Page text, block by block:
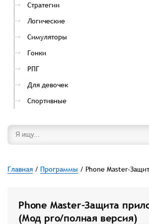
Стратегии
Логические
Симуляторы
Гонки
РПГ
Для девочек
Спортивные
Главная / Программы / Phone Master-
Phone Master-Защита
(Мод pro/полная версия)